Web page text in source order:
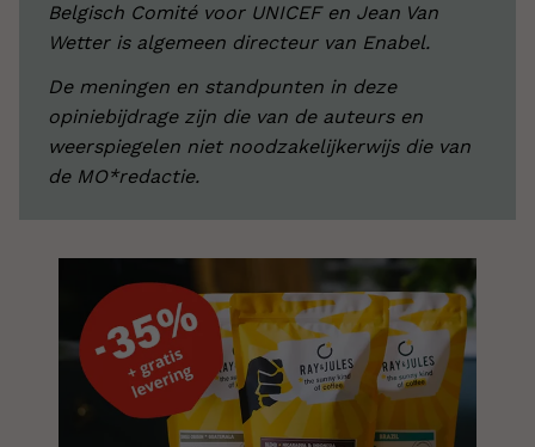
Belgisch Comité voor UNICEF en Jean Van
Wetter is algemeen directeur van Enabel.
De meningen en standpunten in deze
opiniebijdrage zijn die van de auteurs en
weerspiegelen niet noodzakelijkerwijs die van
de MO*redactie.